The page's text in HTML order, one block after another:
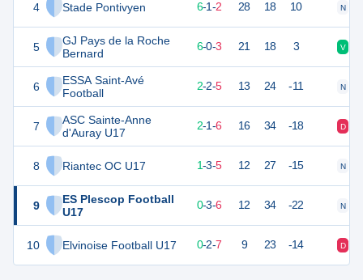
4 Stade Pontivyen
5
GJ Pays de la Roche
Bernard
6
ESSA Saint-Avé
Football
7
ASC Sainte-Anne
d'Auray U17
8 Riantec OC U17
9
ES Plescop Football
U17
10 Elvinoise Football U17
19 6-1-2 28 18 10 N
18 6-0-3 21 18 3 V
2-2-5 13 24 -11 N
7 2-1-6 16 34 -18 D
1-3-5 12 27 -15 N
3 9 0-3-6 12 34 -22 N
2 9 0-2-7 9 23 -14 D